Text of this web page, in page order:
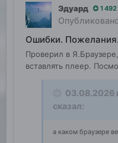
Эдуард 1 492
Ошибки.
Проверил в
вставлять плеер.
03.08.2026
сказал:
а каком браузере